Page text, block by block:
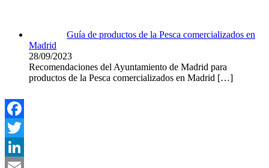
Guía de productos de la Pesca comercializados en
Madrid
28/09/2023
Recomendaciones del Ayuntamiento de Madrid para
productos de la Pesca comercializados en Madrid […]
Facebook
Twitter
LinkedIn